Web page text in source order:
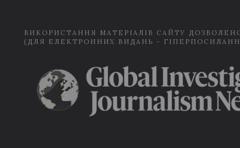
ВИКОРИСТАННЯ МАТЕРІАЛІВ САЙТУ
(ДЛЯ ЕЛЕКТРОННИХ ВИДАНЬ -